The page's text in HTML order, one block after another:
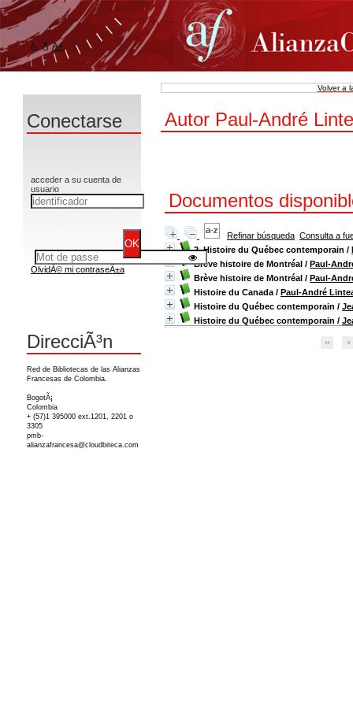
Volver a
Autor Paul-André
Documentos
Refinar búsqueda Consulta a
2. Histoire du Québec contemporain /
Brève histoire de Montréal / Paul-
Brève histoire de Montréal / Paul-
Histoire du Canada / Paul-André
Histoire du Québec contemporain /
Histoire du Québec contemporain /
A- A A+
Conectarse
acceder a su cuenta de
usuario
OlvidÃ© mi contraseÃ±a
DirecciÃ³n
Red de Bibliotecas de las Alianzas
Francesas de Colombia.
BogotÃ¡
Colombia
+ (57)1 395000 ext.1201, 2201 o
3305
pmb-
alianzafrancesa@cloudbiteca.com